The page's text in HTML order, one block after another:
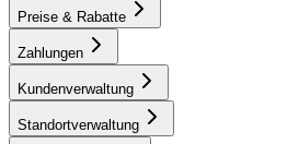
Preise & Rabatte
Zahlungen
Kundenverwaltung
Standortverwaltung